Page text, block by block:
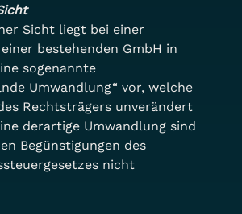
Sicht liegt bei einer
bestehenden GmbH in
sogenannte
Umwandlung“ vor, welche
Rechtsträgers unverändert
derartige Umwandlung sind
Begünstigungen des
nicht